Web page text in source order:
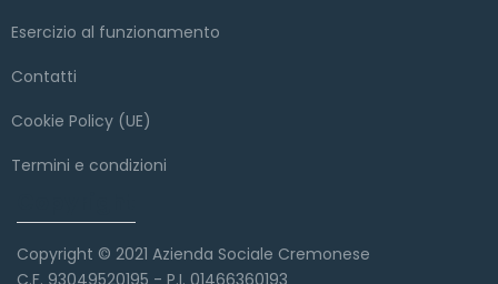
Esercizio al funzionamento
Contatti
Cookie Policy (UE)
Termini e condizioni
Copyright © 2021 Azienda Sociale Cremonese
C.F. 93049520195 - P.I. 01466360193